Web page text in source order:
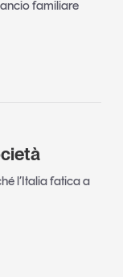
familiare
l’Italia fatica a